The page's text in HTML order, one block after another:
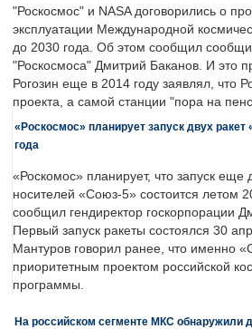
"Роскосмос" и NASA договорились о
эксплуатации Международной
до 2030 года. Об этом сообщил
"Роскосмоса" Дмитрий Баканов. И это
Рогозин еще в 2014 году заявлял, что
проекта, а самой станции "пора на
«Роскосмос» планирует запуск двух
года
«Роскомос» планирует, что запуск еще
носителей «Союз-5» состоится летом
сообщил гендиректор госкорпорации
Первый запуск ракеты состоялся 30
Мантуров говорил ранее, что именно
приоритетным проектом российской
программы.
На российском сегменте МКС обнаружили